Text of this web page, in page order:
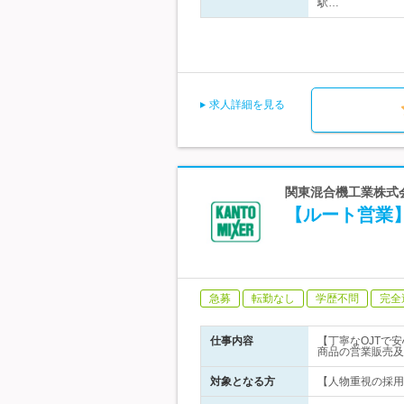
駅…
求人詳細を見る
関東混合機工業株
【ルート営
急募 転勤なし 学歴不問 完全
仕事内容
【丁寧なOJTで
商品の営業販売
対象となる方 【人物重視の